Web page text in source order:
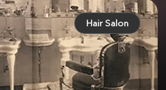
Hair Salon